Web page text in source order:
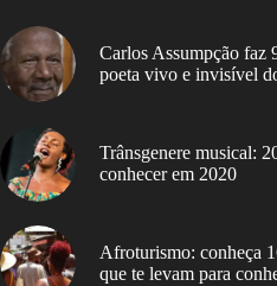
Carlos Assumpção faz
poeta vivo e invisível
Trânsgenere musical:
conhecer em 2020
Afroturismo: conheça
que te levam para